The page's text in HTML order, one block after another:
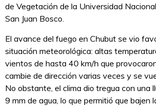
de Vegetación de la Universidad
San Juan Bosco.
El avance del fuego en Chubut se vio
situación meteorológica: altas
vientos de hasta 40 km/h que
cambie de dirección varias veces y se
No obstante, el clima dio tregua con una
9 mm de agua, lo que permitió que bajen